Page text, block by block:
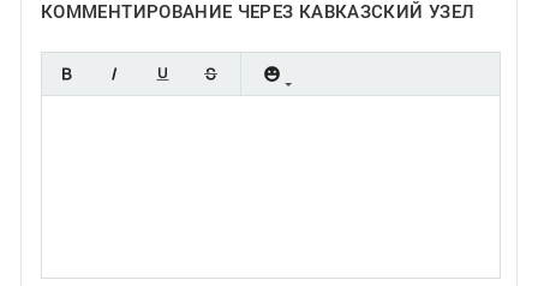
КОММЕНТИРОВАНИЕ ЧЕРЕЗ КАВКАЗСКИЙ УЗЕЛ